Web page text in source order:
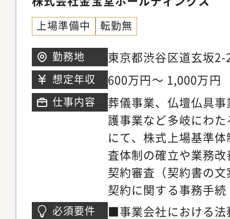
の洗い出しとスキー
顧問弁護士への相談
整・チームマネジメ
み化・効率化の推進
の育成・管理
上場準備中 転勤無
勤務地
東京都渋谷区道玄坂
セス：JR山手線「渋
想定年収 600万円～ 1,000万円
仕事内容
葬儀事業、仏壇仏具
護事業など多岐にわ
にて、株式上場基準
査体制の確立や業務
契約審査（契約書の
契約に関する事務手
印・保管、電子署名
必須要件
■事業会社における